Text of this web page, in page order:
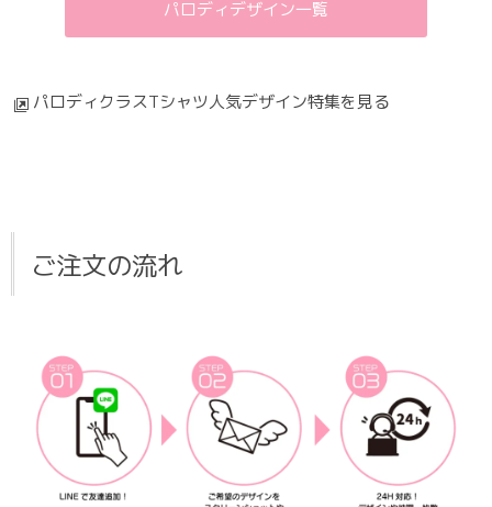
パロディデザイン一覧
パロディクラスTシャツ人気デザイン特集を見る
ご注文の流れ